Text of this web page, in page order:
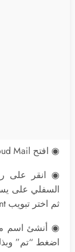
◉ افتح iCloud Mail عبر الانترنت.
◉ انقر على
ثم اختر تبويب Account ثم اضغط على Add a Alias.
◉ أنشئ اسم
اضغط “تم”